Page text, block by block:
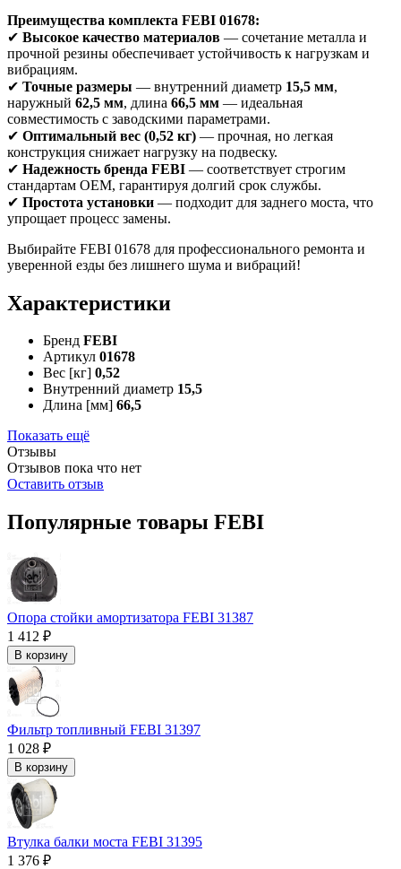
Преимущества комплекта FEBI 01678:
✔ Высокое качество материалов — сочетание металла и
прочной резины обеспечивает устойчивость к нагрузкам и
вибрациям.
✔ Точные размеры — внутренний диаметр 15,5 мм,
наружный 62,5 мм, длина 66,5 мм — идеальная
совместимость с заводскими параметрами.
✔ Оптимальный вес (0,52 кг) — прочная, но легкая
конструкция снижает нагрузку на подвеску.
✔ Надежность бренда FEBI — соответствует строгим
стандартам OEM, гарантируя долгий срок службы.
✔ Простота установки — подходит для заднего моста, что
упрощает процесс замены.
Выбирайте FEBI 01678 для профессионального ремонта и
уверенной езды без лишнего шума и вибраций!
Характеристики
Бренд FEBI
Артикул 01678
Вес [кг] 0,52
Внутренний диаметр 15,5
Длина [мм] 66,5
Показать ещё
Отзывы
Отзывов пока что нет
Оставить отзыв
Популярные товары FEBI
Опора стойки амортизатора FEBI 31387
1 412 ₽
В корзину
Фильтр топливный FEBI 31397
1 028 ₽
В корзину
Втулка балки моста FEBI 31395
1 376 ₽